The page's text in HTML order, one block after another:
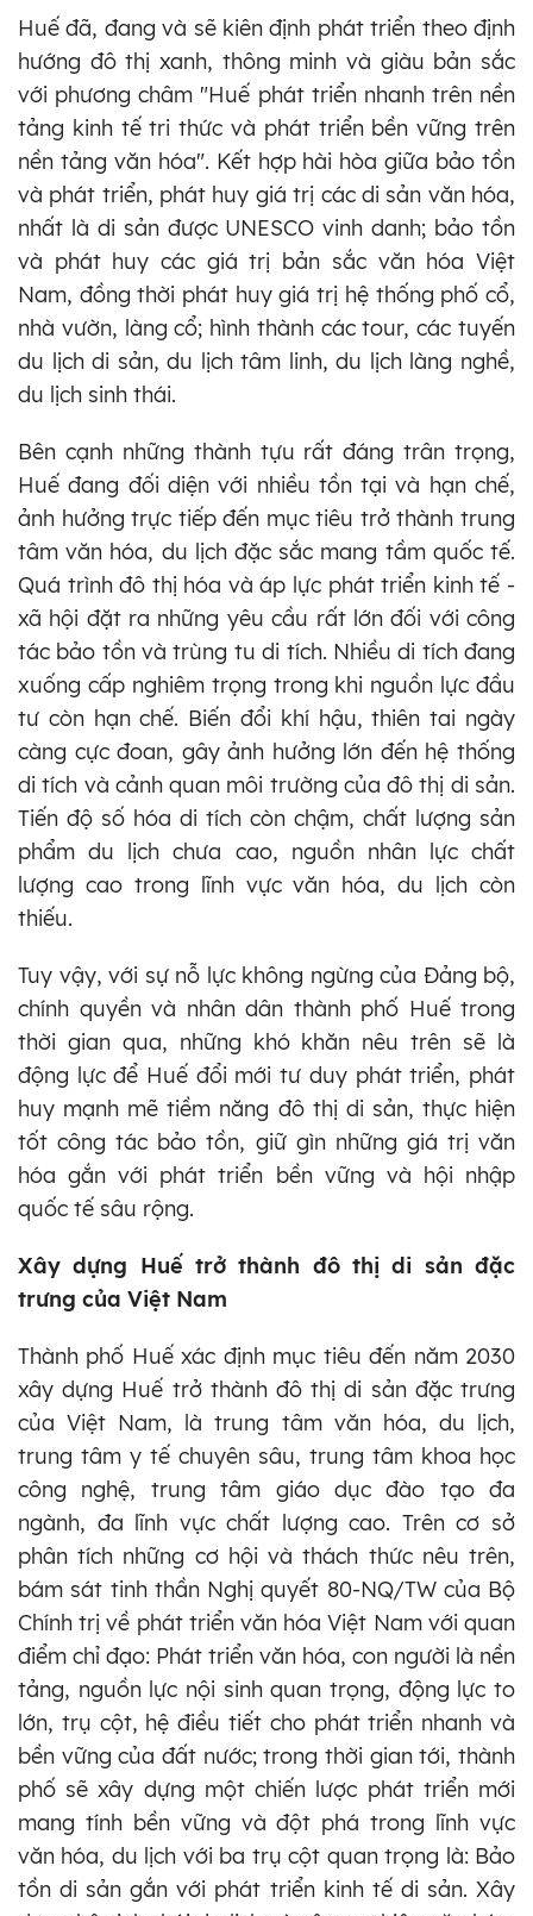
Huế đã, đang và sẽ kiên định phát triển theo định
hướng đô thị xanh, thông minh và giàu bản sắc
với phương châm "Huế phát triển nhanh trên nền
tảng kinh tế tri thức và phát triển bền vững trên
nền tảng văn hóa". Kết hợp hài hòa giữa bảo tồn
và phát triển, phát huy giá trị các di sản văn hóa,
nhất là di sản được UNESCO vinh danh; bảo tồn
và phát huy các giá trị bản sắc văn hóa Việt
Nam, đồng thời phát huy giá trị hệ thống phố cổ,
nhà vườn, làng cổ; hình thành các tour, các tuyến
du lịch di sản, du lịch tâm linh, du lịch làng nghề,
du lịch sinh thái.
Bên cạnh những thành tựu rất đáng trân trọng,
Huế đang đối diện với nhiều tồn tại và hạn chế,
ảnh hưởng trực tiếp đến mục tiêu trở thành trung
tâm văn hóa, du lịch đặc sắc mang tầm quốc tế.
Quá trình đô thị hóa và áp lực phát triển kinh tế -
xã hội đặt ra những yêu cầu rất lớn đối với công
tác bảo tồn và trùng tu di tích. Nhiều di tích đang
xuống cấp nghiêm trọng trong khi nguồn lực đầu
tư còn hạn chế. Biến đổi khí hậu, thiên tai ngày
càng cực đoan, gây ảnh hưởng lớn đến hệ thống
di tích và cảnh quan môi trường của đô thị di sản.
Tiến độ số hóa di tích còn chậm, chất lượng sản
phẩm du lịch chưa cao, nguồn nhân lực chất
lượng cao trong lĩnh vực văn hóa, du lịch còn
thiếu.
Tuy vậy, với sự nỗ lực không ngừng của Đảng bộ,
chính quyền và nhân dân thành phố Huế trong
thời gian qua, những khó khăn nêu trên sẽ là
động lực để Huế đổi mới tư duy phát triển, phát
huy mạnh mẽ tiềm năng đô thị di sản, thực hiện
tốt công tác bảo tồn, giữ gìn những giá trị văn
hóa gắn với phát triển bền vững và hội nhập
quốc tế sâu rộng.
Xây dựng Huế trở thành đô thị di sản đặc
trưng của Việt Nam
Thành phố Huế xác định mục tiêu đến năm 2030
xây dựng Huế trở thành đô thị di sản đặc trưng
của Việt Nam, là trung tâm văn hóa, du lịch,
trung tâm y tế chuyên sâu, trung tâm khoa học
công nghệ, trung tâm giáo dục đào tạo đa
ngành, đa lĩnh vực chất lượng cao. Trên cơ sở
phân tích những cơ hội và thách thức nêu trên,
bám sát tinh thần Nghị quyết 80-NQ/TW của Bộ
Chính trị về phát triển văn hóa Việt Nam với quan
điểm chỉ đạo: Phát triển văn hóa, con người là nền
tảng, nguồn lực nội sinh quan trọng, động lực to
lớn, trụ cột, hệ điều tiết cho phát triển nhanh và
bền vững của đất nước; trong thời gian tới, thành
phố sẽ xây dựng một chiến lược phát triển mới
mang tính bền vững và đột phá trong lĩnh vực
văn hóa, du lịch với ba trụ cột quan trọng là: Bảo
tồn di sản gắn với phát triển kinh tế di sản. Xây